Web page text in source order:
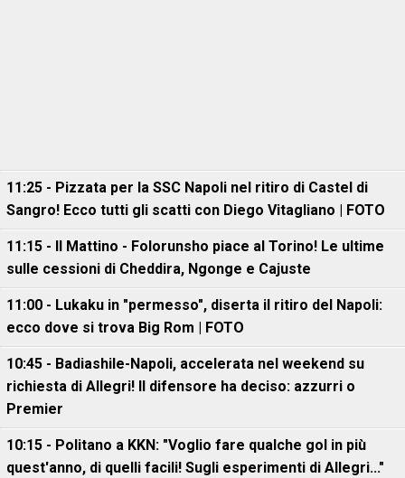
11:25 - Pizzata per la SSC Napoli nel ritiro di Castel di
Sangro! Ecco tutti gli scatti con Diego Vitagliano | FOTO
11:15 - Il Mattino - Folorunsho piace al Torino! Le ultime
sulle cessioni di Cheddira, Ngonge e Cajuste
11:00 - Lukaku in "permesso", diserta il ritiro del Napoli:
ecco dove si trova Big Rom | FOTO
10:45 - Badiashile-Napoli, accelerata nel weekend su
richiesta di Allegri! Il difensore ha deciso: azzurri o
Premier
10:15 - Politano a KKN: "Voglio fare qualche gol in più
quest'anno, di quelli facili! Sugli esperimenti di Allegri..."